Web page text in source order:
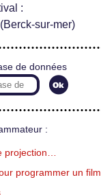
:
(Berck-sur-mer)
de données
:
projection…
programmer un film